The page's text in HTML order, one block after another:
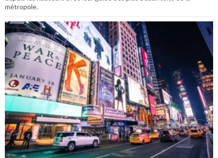
métropole.